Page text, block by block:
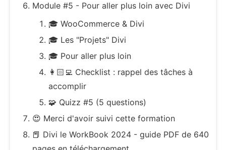
Module #5 - Pour aller plus loin avec Divi
🎓 WooCommerce & Divi
🎓 Les "Projets" Divi
🎓 Pour aller plus loin
👩🏻‍💻 Checklist : rappel des tâches à
accomplir
🧩 Quizz #5 (5 questions)
😍 Merci d'avoir suivi cette formation
📕 Divi le WorkBook 2024 - guide PDF de 640